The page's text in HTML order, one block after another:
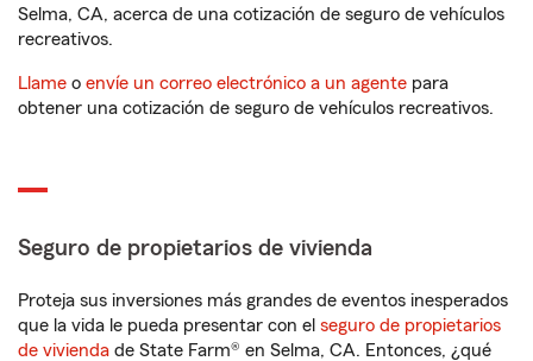
Selma, CA, acerca de una cotización de seguro de vehículos
recreativos.
Llame o envíe un correo electrónico a un agente para
obtener una cotización de seguro de vehículos recreativos.
Seguro de propietarios de vivienda
Proteja sus inversiones más grandes de eventos inesperados
que la vida le pueda presentar con el seguro de propietarios
de vivienda de State Farm® en Selma, CA. Entonces, ¿qué